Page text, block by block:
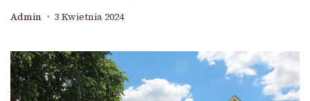
Admin 3 Kwietnia 2024